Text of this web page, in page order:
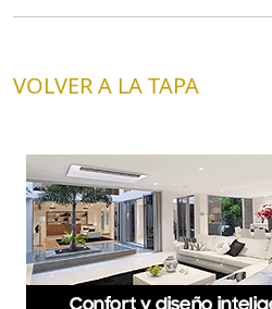
VOLVER A LA TAPA